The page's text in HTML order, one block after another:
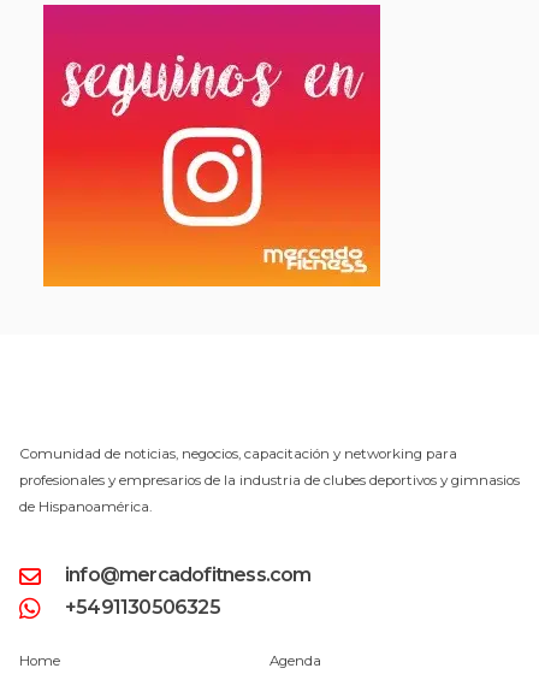
Comunidad de noticias, negocios, capacitación y networking para
profesionales y empresarios de la industria de clubes deportivos y gimnasios
de Hispanoamérica.
info@mercadofitness.com
+5491130506325
Home Agenda